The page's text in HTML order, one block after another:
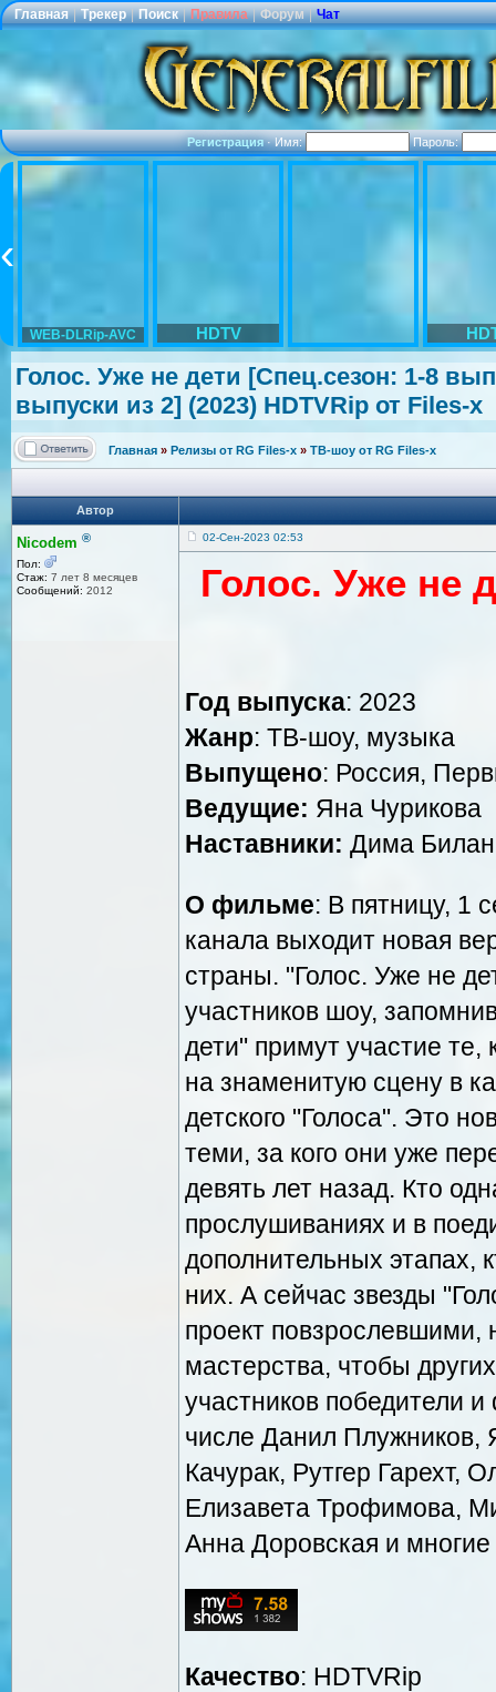
Главная | Трекер | Поиск | Правила | Форум | Чат
Регистрация·Имя: Пароль:
WEB-DLRip-AVC HDTV
Голос. Уже не дети [Спец.сезон: 1-8
выпуски из 2] (2023) HDTVRip от Files-x
Главная » Релизы от RG Files-x » ТВ-шоу от RG Files-x
Автор
Nicodem ®
Пол:
Стаж: 7 лет 8 месяцев
Сообщений: 2012
02-Сен-2023 02:53
Голос. Уже не
Год выпуска: 2023
Жанр: ТВ-шоу, музыка
Выпущено: Россия,
Ведущие: Яна Чурикова
Наставники: Дима
О фильме: В пятницу, 1
канала выходит новая
страны. "Голос. Уже не
участников шоу,
дети" примут участие те,
на знаменитую сцену в
детского "Голоса". Это
теми, за кого они уже
девять лет назад. Кто
прослушиваниях и в
дополнительных этапах,
них. А сейчас звезды
проект повзрослевшими,
мастерства, чтобы
участников победители
числе Данил Плужников,
Качурак, Рутгер Гарехт,
Елизавета Трофимова,
Анна Доровская и многие
Качество: HDTVRip